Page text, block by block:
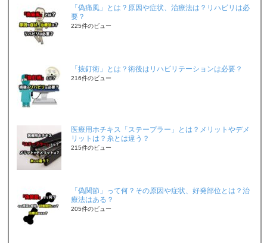
「偽痛風」とは？原因や症状、治療法は？リハビリは必
要？
225件のビュー
「抜釘術」とは？術後はリハビリテーションは必要？
216件のビュー
医療用ホチキス「ステープラー」とは？メリットやデメ
リットは？糸とは違う？
215件のビュー
「偽関節」って何？その原因や症状、好発部位とは？治
療法はある？
205件のビュー